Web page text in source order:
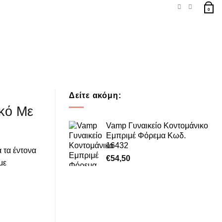
0
Με
έντονα
Δείτε ακόμη:
Vamp Γυναικείο Κοντομάνικο
Εμπριμέ Φόρεμα Κωδ.
16432
€54,50